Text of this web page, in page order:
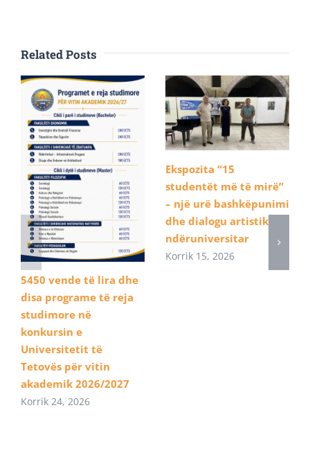
Related Posts
5450 vende të lira dhe
disa programe të reja
studimore në
konkursin e
Universitetit të
Tetovës për vitin
akademik 2026/2027
Korrik 24, 2026
Ekspozita “15
studentët më të mirë”
– një urë bashkëpunimi
dhe dialogu artistik
ndëruniversitar
Korrik 15, 2026